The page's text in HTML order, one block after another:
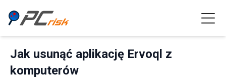
Jak usunąć aplikację Ervoql z
komputerów